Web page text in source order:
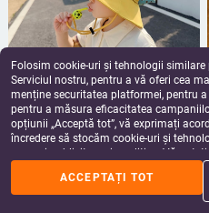
Pălărie de soare pentru copii, cu
protecție solară, vară, anti-UV,
pălărie de soare pentru băieți și fete,
desene animate cu plasă mare,
66.52 - 71.88Lei
add_shopping_cart
Folosim cookie-uri și tehnologii
Serviciul nostru, pentru a vă oferi cea
menține securitatea platformei, pentru
pentru a măsura eficacitatea
opțiunii „Acceptă tot”, vă exprimați
încredere să stocăm cookie-uri și
scopuri publicitare și analitice. Vă
făcând clic pe „Gestionează
rugăm să consultațiPolitica noastră
ACCEPTAȚI TOT